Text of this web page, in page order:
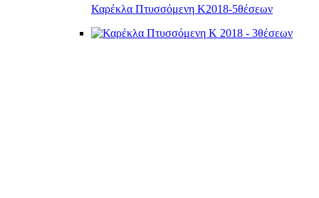
Καρέκλα Πτυσσόμενη Κ2018-5θέσεων